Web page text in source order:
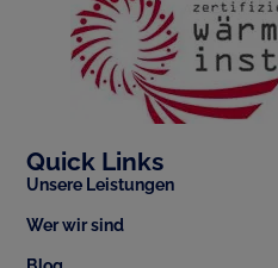
Quick Links
Unsere Leistungen
Wer wir sind